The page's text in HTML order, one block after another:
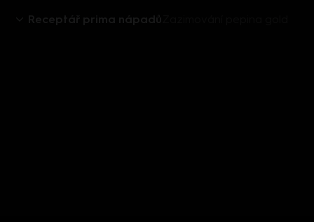
Receptář prima nápadů